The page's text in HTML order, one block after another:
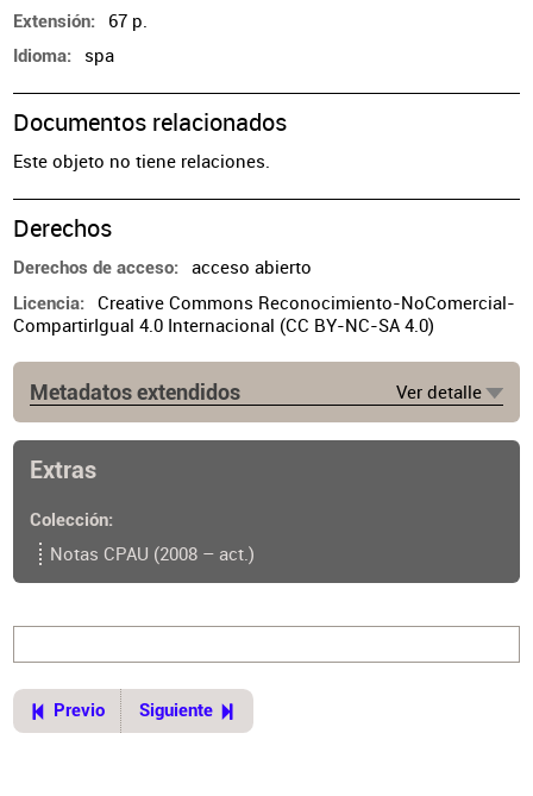
Extensión 67 p.
Idioma spa
Documentos relacionados
Este objeto no tiene relaciones.
Derechos
Derechos de acceso acceso abierto
Licencia
Creative Commons Reconocimiento-NoComercial-
CompartirIgual 4.0 Internacional (CC BY-NC-SA 4.0)
Metadatos extendidos Ver detalle
Buenos Aires
Ubicación del original
ui=2&recno=29011&id=CPAU.2.29011
Extras
Colección
Notas CPAU (2008 – act.)
Previo Siguiente